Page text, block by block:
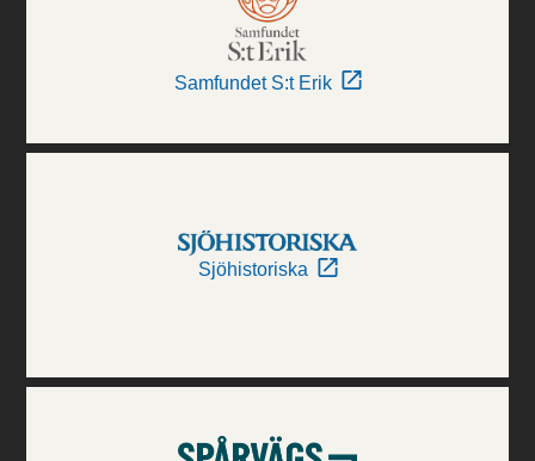
Samfundet S:t Erik
Sjöhistoriska